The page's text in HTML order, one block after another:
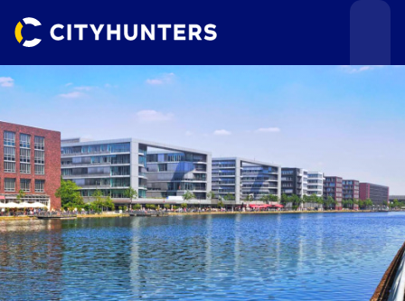
Teamevents
Städte